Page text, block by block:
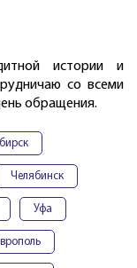
истории и
со всеми
обращения.
Челябинск
Уфа